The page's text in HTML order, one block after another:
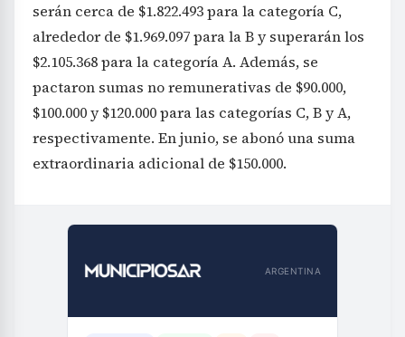
serán cerca de $1.822.493 para la categoría C,
alrededor de $1.969.097 para la B y superarán los
$2.105.368 para la categoría A. Además, se
pactaron sumas no remunerativas de $90.000,
$100.000 y $120.000 para las categorías C, B y A,
respectivamente. En junio, se abonó una suma
extraordinaria adicional de $150.000.
ARGENTINA